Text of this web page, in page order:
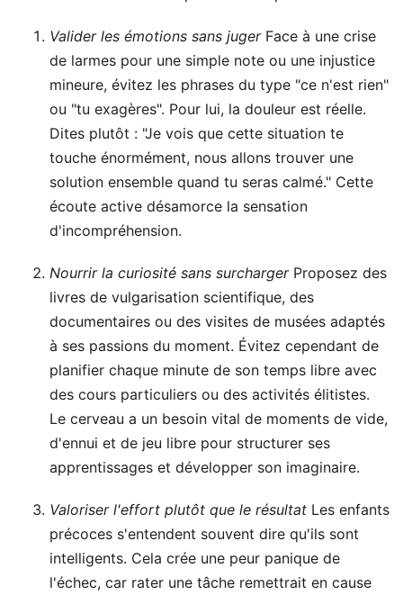
Valider les émotions sans jugerFace à une crise
de larmes pour une simple note ou une injustice
mineure, évitez les phrases du type "ce n'est rien"
ou "tu exagères". Pour lui, la douleur est réelle.
Dites plutôt : "Je vois que cette situation te
touche énormément, nous allons trouver une
solution ensemble quand tu seras calmé." Cette
écoute active désamorce la sensation
d'incompréhension.
Nourrir la curiosité sans surchargerProposez des
livres de vulgarisation scientifique, des
documentaires ou des visites de musées adaptés
à ses passions du moment. Évitez cependant de
planifier chaque minute de son temps libre avec
des cours particuliers ou des activités élitistes.
Le cerveau a un besoin vital de moments de vide,
d'ennui et de jeu libre pour structurer ses
apprentissages et développer son imaginaire.
Valoriser l'effort plutôt que le résultat Les enfants
précoces s'entendent souvent dire qu'ils sont
intelligents. Cela crée une peur panique de
l'échec, car rater une tâche remettrait en cause